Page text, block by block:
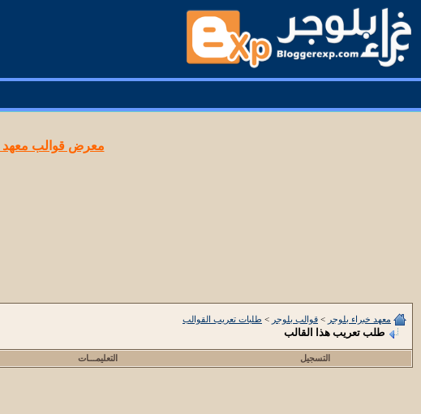
معرض قوالب معهد
معهد خبراء بلوجر > قوالب بلوجر > طلبات تعريب القوالب
طلب تعريب هذا القالب
التسجيل التعليمـــات